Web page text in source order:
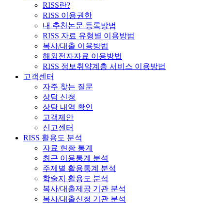
RISS란?
RISS 이용권한
내 추천논문 등록방법
RISS 자료 유형별 이용방법
복사/대출 이용방법
해외전자자료 이용방법
RISS 정보취약계층 서비스 이용방법
고객센터
자주 찾는 질문
상담 신청
상담 내역 확인
고객제안
신고센터
RISS 활용도 분석
자료 현황 통계
최근 이용통계 분석
주제별 활용통계 분석
학술지 활용도 분석
복사/대출제공 기관 분석
복사/대출신청 기관 분석